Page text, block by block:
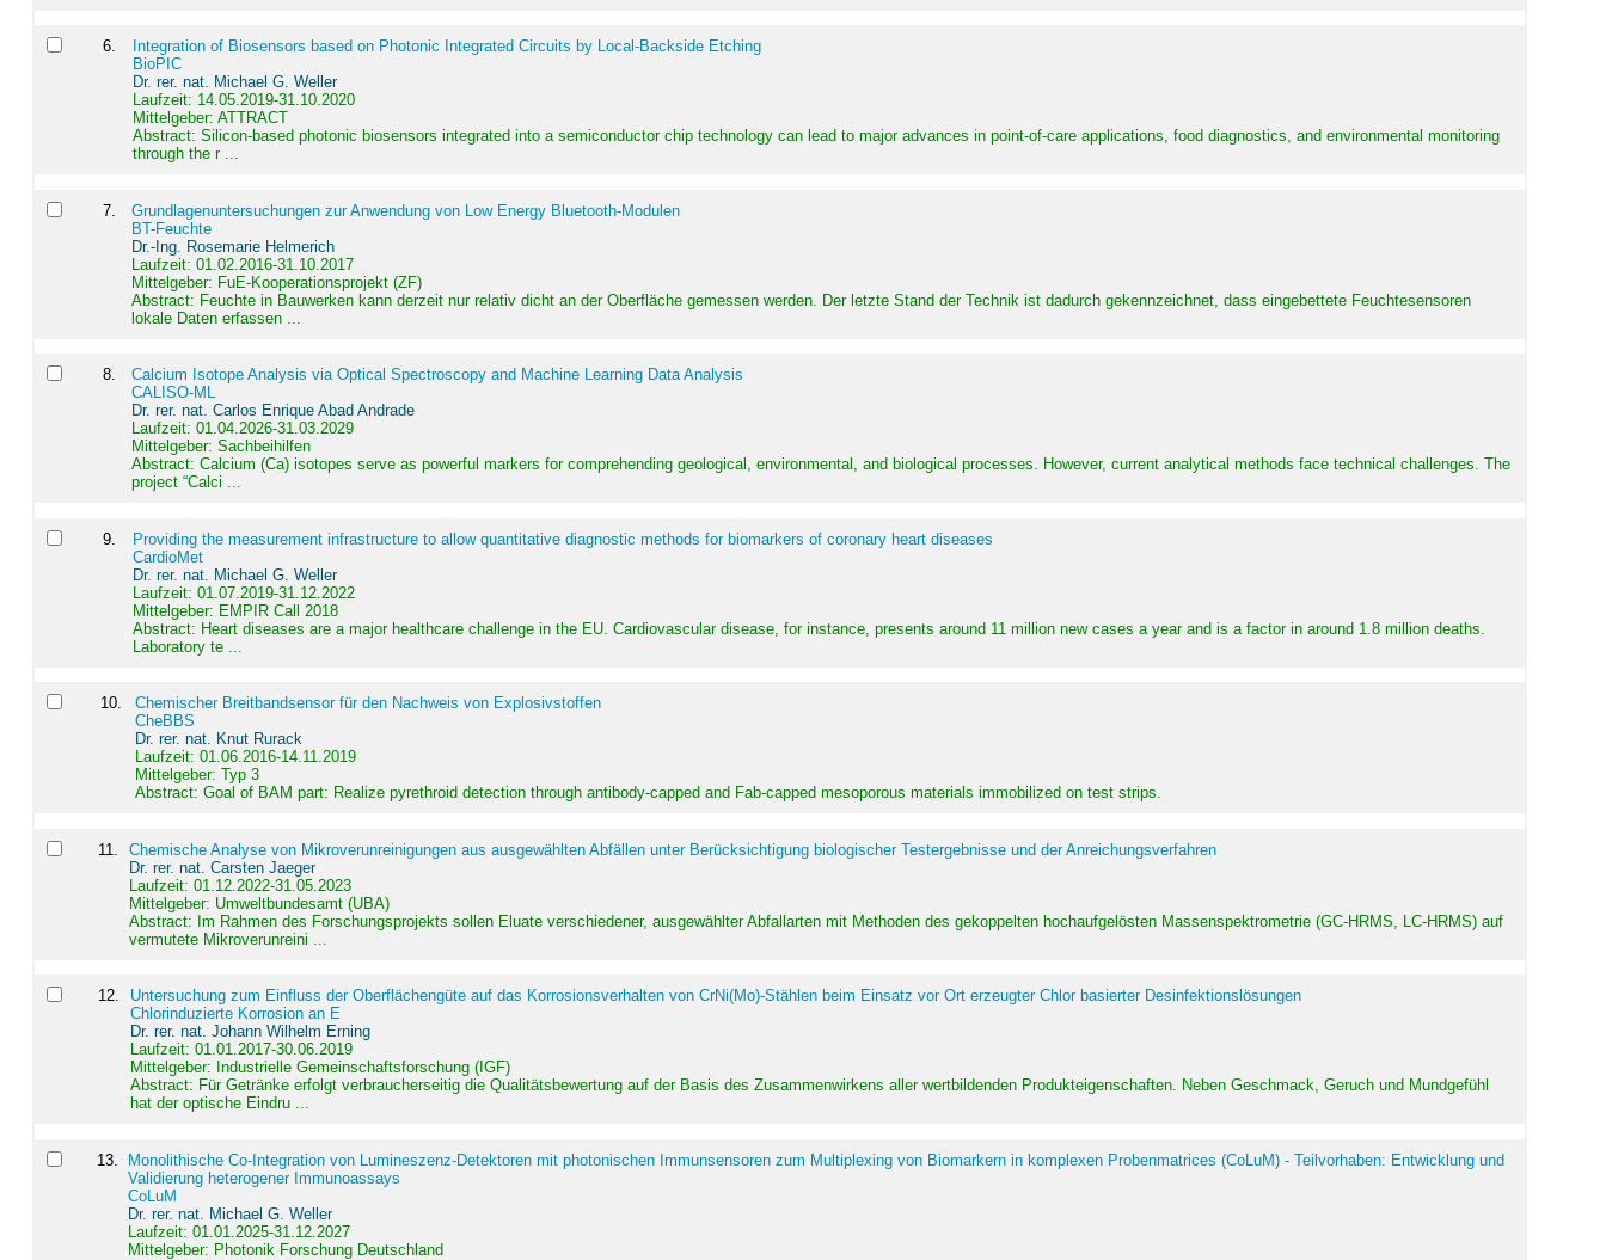
6.
Integration of Biosensors based on Photonic Integrated Circuits by Local-Backside Etching
BioPIC
Dr. rer. nat. Michael G. Weller
Laufzeit: 14.05.2019-31.10.2020
Mittelgeber: ATTRACT
Abstract: Silicon-based photonic biosensors integrated into a semiconductor chip technology can lead to major advances in point-of-care applications, food diagnostics, and environmental monitoring
through the r ...
7.
Grundlagenuntersuchungen zur Anwendung von Low Energy Bluetooth-Modulen
BT-Feuchte
Dr.-Ing. Rosemarie Helmerich
Laufzeit: 01.02.2016-31.10.2017
Mittelgeber: FuE-Kooperationsprojekt (ZF)
Abstract: Feuchte in Bauwerken kann derzeit nur relativ dicht an der Oberfläche gemessen werden. Der letzte Stand der Technik ist dadurch gekennzeichnet, dass eingebettete Feuchtesensoren
lokale Daten erfassen ...
8.
Calcium Isotope Analysis via Optical Spectroscopy and Machine Learning Data Analysis
CALISO-ML
Dr. rer. nat. Carlos Enrique Abad Andrade
Laufzeit: 01.04.2026-31.03.2029
Mittelgeber: Sachbeihilfen
Abstract:Calcium (Ca) isotopes serve as powerful markers for comprehending geological, environmental, and biological processes. However, current analytical methods face technical challenges. The
project “Calci ...
9
Providing the measurement infrastructure to allow quantitative diagnostic methods for biomarkers of coronary heart diseases
CardioMet
Dr. rer. nat. Michael G. Weller
Laufzeit: 01.07.2019-31.12.2022
Mittelgeber: EMPIR Call 2018
Abstract: Heart diseases are a major healthcare challenge in the EU. Cardiovascular disease, for instance, presents around 11 million new cases a year and is a factor in around 1.8 million deaths.
Laboratory te ...
10.
Chemischer Breitbandsensor für den Nachweis von Explosivstoffen
CheBBS
Dr. rer. nat. Knut Rurack
Laufzeit: 01.06.2016-14.11.2019
Mittelgeber: Typ 3
Abstract:Goal of BAM part: Realize pyrethroid detection through antibody-capped and Fab-capped mesoporous materials immobilized on test strips.
11
Chemische Analyse von Mikroverunreinigungen aus ausgewählten Abfällen unter Berücksichtigung biologischer Testergebnisse und der Anreichungsverfahren
Dr. rer. nat. Carsten Jaeger
Laufzeit: 01.12.2022-31.05.2023
Mittelgeber: Umweltbundesamt (UBA)
Abstract: Im Rahmen des Forschungsprojekts sollen Eluate verschiedener, ausgewählter Abfallarten mit Methoden des gekoppelten hochaufgelösten Massenspektrometrie (GC-HRMS, LC-HRMS) auf
vermutete Mikroverunreini ...
12.
Untersuchung zum Einfluss der Oberflächengüte auf das Korrosionsverhalten von CrNi(Mo)-Stählen beim Einsatz vor Ort erzeugter Chlor basierter Desinfektionslösungen
Chlorinduzierte Korrosion an E
Dr. rer. nat. Johann Wilhelm Erning
Laufzeit: 01.01.2017-30.06.2019
Mittelgeber: Industrielle Gemeinschaftsforschung (IGF)
Abstract: Für Getränke erfolgt verbraucherseitig die Qualitätsbewertung auf der Basis des Zusammenwirkens aller wertbildenden Produkteigenschaften. Neben Geschmack, Geruch und Mundgefühl
hat der optische Eindru ...
13.
Monolithische Co-Integration von Lumineszenz-Detektoren mit photonischen Immunsensoren zum Multiplexing von Biomarkern in komplexen Probenmatrices (CoLuM) - Teilvorhaben: Entwicklung und
Validierung heterogener Immunoassays
CoLuM
Dr. rer. nat. Michael G. Weller
Laufzeit: 01.01.2025-31.12.2027
Mittelgeber: Photonik Forschung Deutschland